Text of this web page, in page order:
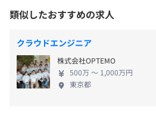
就業場所の変更範囲
＜雇入時＞
本社／合志事業所（合志市福原1-1
＜変更範囲＞
会社の定める場所（テレワーク
〈年間休日日数120日〉
・完全週休2日制（土・日）
・祝日
ーハボンディング）などの開発
います。 当社が製造する塗布・
プシェアを誇り、熊本から世界
を送り出しています。 2025年
ッパの開発を担う新たな開発棟
【東京エレクトロングループ（
トフォン、自動車、データセ
類似したおすすめの求人
クラウドエンジニア
株式会社OPTEMO
500万 〜 1,000万円
東京都